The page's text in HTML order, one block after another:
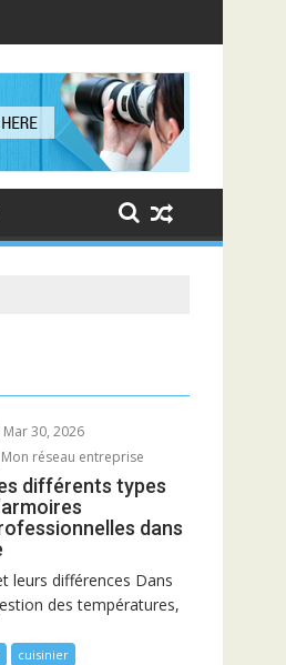
Mar 30, 2026
Mon réseau entreprise
différents types
dans
leurs différences Dans
des températures,
cuisinier